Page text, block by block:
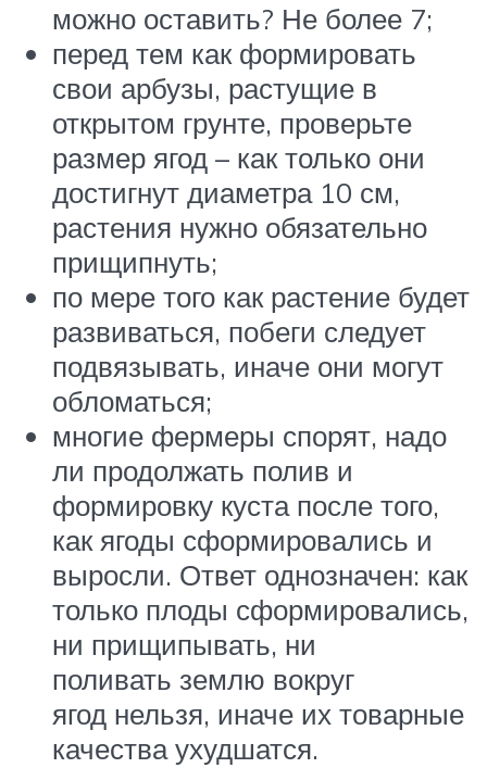
можно оставить? Не более 7;
перед тем как формировать
свои арбузы, растущие в
открытом грунте, проверьте
размер ягод – как только они
достигнут диаметра 10 см,
растения нужно обязательно
прищипнуть;
по мере того как растение будет
развиваться, побеги следует
подвязывать, иначе они могут
обломаться;
многие фермеры спорят, надо
ли продолжать полив и
формировку куста после того,
как ягоды сформировались и
выросли. Ответ однозначен: как
только плоды сформировались,
ни прищипывать, ни
поливать землю вокруг
ягод нельзя, иначе их товарные
качества ухудшатся.